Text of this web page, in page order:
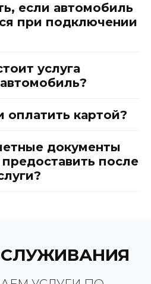
если автомобиль
при подключении
услуга
оплатить картой?
документы
после